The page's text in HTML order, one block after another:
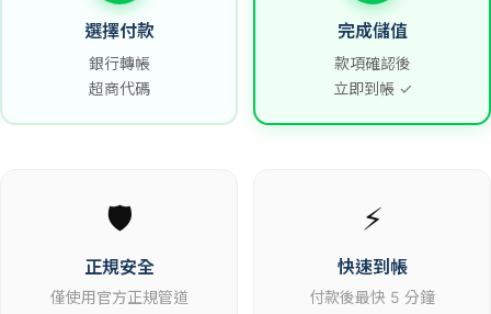
選擇付款
銀行轉帳
超商代碼
完成儲值
款項確認後
立即到帳 ✓
🛡️
正規安全
僅使用官方正規管道
⚡
快速到帳
付款後最快 5 分鐘